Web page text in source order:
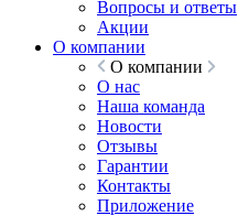
Вопросы и ответы
Акции
О компании
О компании
О нас
Наша команда
Новости
Отзывы
Гарантии
Контакты
Приложение